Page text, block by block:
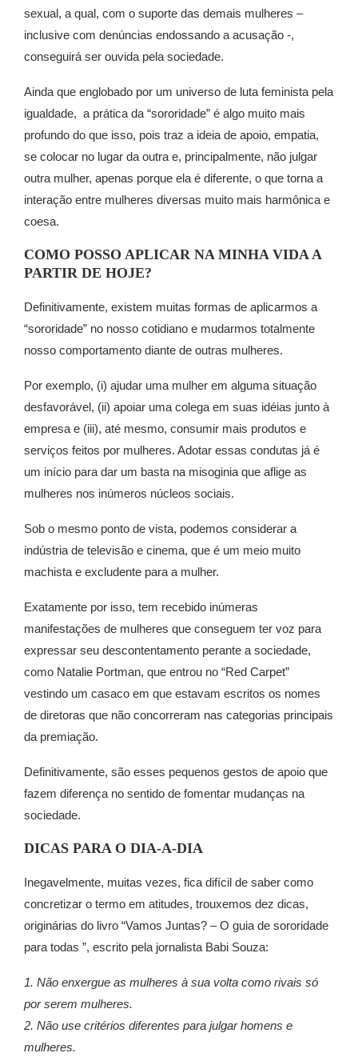
sexual, a qual, com o suporte das demais mulheres –
inclusive com denúncias endossando a acusação -,
conseguirá ser ouvida pela sociedade.
Ainda que englobado por um universo de luta feminista pela
igualdade, a prática da “sororidade” é algo muito mais
profundo do que isso, pois traz a ideia de apoio, empatia,
se colocar no lugar da outra e, principalmente, não julgar
outra mulher, apenas porque ela é diferente, o que torna a
interação entre mulheres diversas muito mais harmônica e
coesa.
COMO POSSO APLICAR NA MINHA VIDA A
PARTIR DE HOJE?
Definitivamente, existem muitas formas de aplicarmos a
“sororidade” no nosso cotidiano e mudarmos totalmente
nosso comportamento diante de outras mulheres.
Por exemplo, (i) ajudar uma mulher em alguma situação
desfavorável, (ii) apoiar uma colega em suas idéias junto à
empresa e (iii), até mesmo, consumir mais produtos e
serviços feitos por mulheres. Adotar essas condutas já é
um início para dar um basta na misoginia que aflige as
mulheres nos inúmeros núcleos sociais.
Sob o mesmo ponto de vista, podemos considerar a
indústria de televisão e cinema, que é um meio muito
machista e excludente para a mulher.
Exatamente por isso, tem recebido inúmeras
manifestações de mulheres que conseguem ter voz para
expressar seu descontentamento perante a sociedade,
como Natalie Portman, que entrou no “Red Carpet”
vestindo um casaco em que estavam escritos os nomes
de diretoras que não concorreram nas categorias principais
da premiação.
Definitivamente, são esses pequenos gestos de apoio que
fazem diferença no sentido de fomentar mudanças na
sociedade.
DICAS PARA O DIA-A-DIA
Inegavelmente, muitas vezes, fica difícil de saber como
concretizar o termo em atitudes, trouxemos dez dicas,
originárias do livro “Vamos Juntas? – O guia de sororidade
para todas ”, escrito pela jornalista Babi Souza:
1. Não enxergue as mulheres à sua volta como rivais só
por serem mulheres.
2. Não use critérios diferentes para julgar homens e
mulheres.